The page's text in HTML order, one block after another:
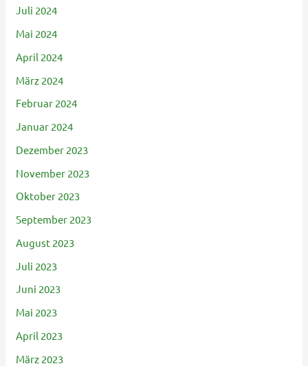
Juli 2024
Mai 2024
April 2024
März 2024
Februar 2024
Januar 2024
Dezember 2023
November 2023
Oktober 2023
September 2023
August 2023
Juli 2023
Juni 2023
Mai 2023
April 2023
März 2023